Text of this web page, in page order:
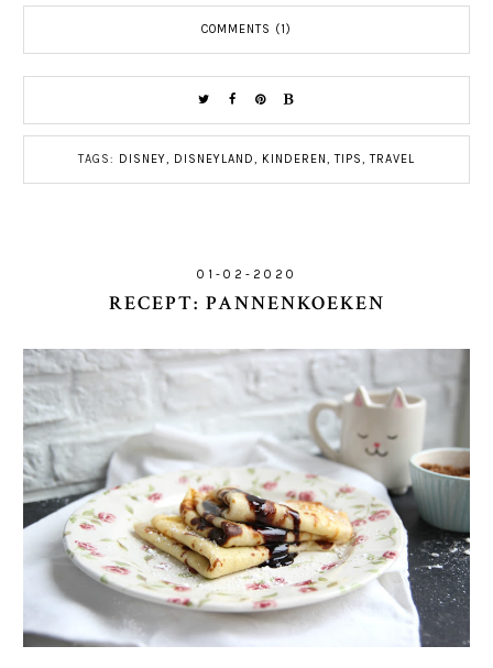
COMMENTS (1)
TAGS: DISNEY, DISNEYLAND, KINDEREN,TIPS,TRAVEL
01-02-2020
RECEPT: PANNENKOEKEN